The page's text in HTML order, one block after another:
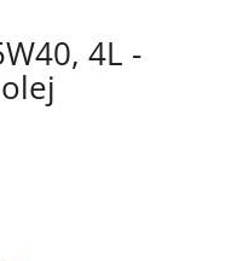
4L -